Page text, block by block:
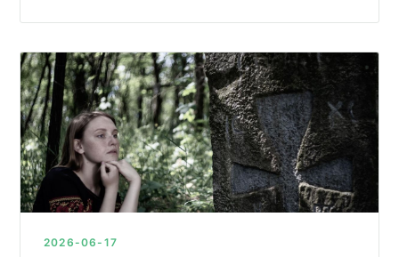
2026-06-17